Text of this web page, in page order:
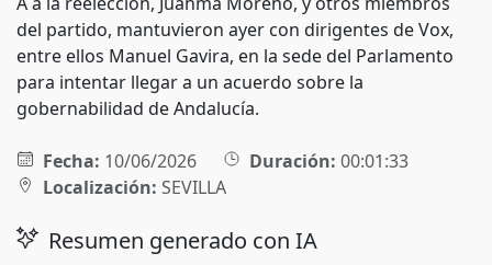
del partido, mantuvieron ayer con dirigentes de Vox,
entre ellos Manuel Gavira, en la sede del Parlamento
para intentar llegar a un acuerdo sobre la
gobernabilidad de Andalucía.
Fecha: 10/06/2026 Duración: 00:01:33
Localización: SEVILLA
Resumen generado con IA